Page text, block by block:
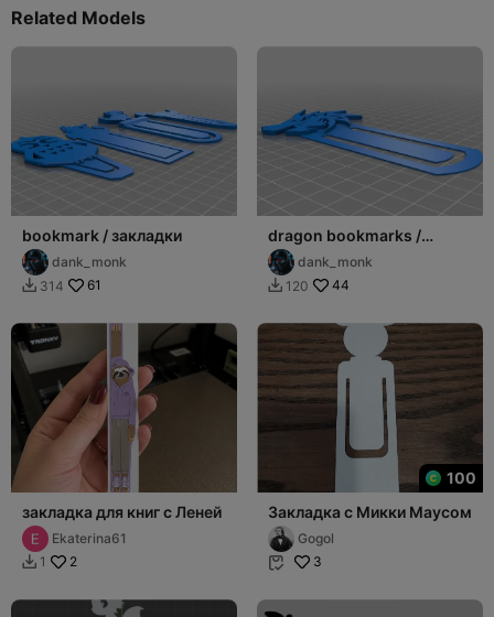
Related Models
bookmark / закладки
dank_monk
 314 61
dragon bookmarks /
закладки с драконом
dank_monk
 120 44
закладка для книг с Леней
Ekaterina61
 1 2
100
Закладка с Микки Маусом
Gogol
 3